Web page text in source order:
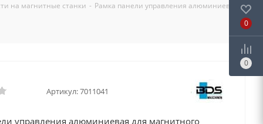
на магнитные станки - Рамка панели управления алюминиевая
Артикул:7011041
управления алюминиевая для магнитного
0
0